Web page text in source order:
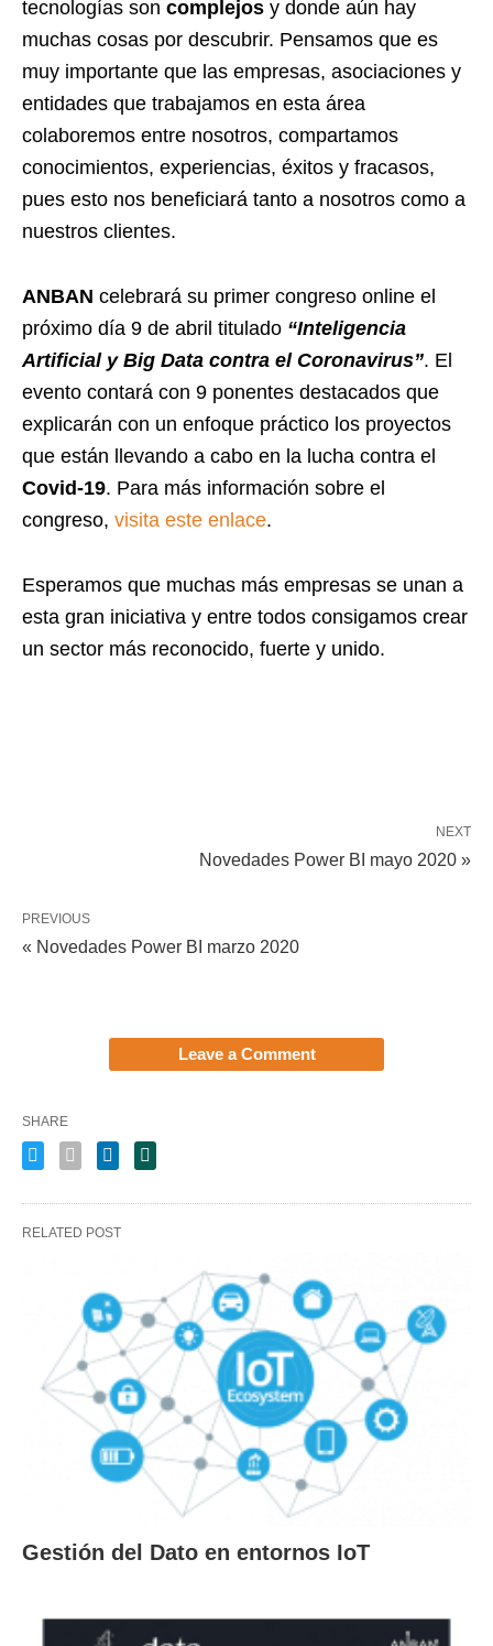
tecnologías son complejos y donde aún hay
muchas cosas por descubrir. Pensamos que es
muy importante que las empresas, asociaciones y
entidades que trabajamos en esta área
colaboremos entre nosotros, compartamos
conocimientos, experiencias, éxitos y fracasos,
pues esto nos beneficiará tanto a nosotros como a
nuestros clientes.
ANBAN celebrará su primer congreso online el
próximo día 9 de abril titulado “Inteligencia
Artificial y Big Data contra el Coronavirus”. El
evento contará con 9 ponentes destacados que
explicarán con un enfoque práctico los proyectos
que están llevando a cabo en la lucha contra el
Covid-19. Para más información sobre el
congreso, visita este enlace.
Esperamos que muchas más empresas se unan a
esta gran iniciativa y entre todos consigamos crear
un sector más reconocido, fuerte y unido.
NEXT
Novedades Power BI mayo 2020 »
PREVIOUS
« Novedades Power BI marzo 2020
Leave a Comment
SHARE
RELATED POST
Gestión del Dato en entornos IoT